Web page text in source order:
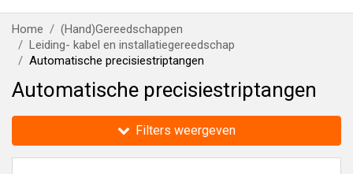
Home
(Hand)Gereedschappen
Leiding- kabel en installatiegereedschap
Automatische precisiestriptangen
Automatische precisiestriptangen
Filters weergeven